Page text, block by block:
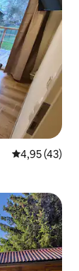
Priemerné
4,95 (43)